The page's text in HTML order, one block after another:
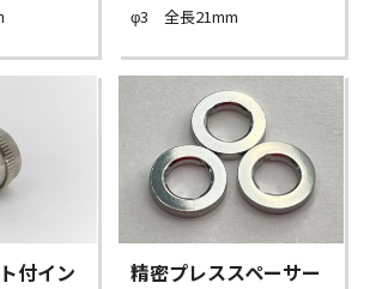
φ3 全長21mm
付イン
精密プレススペーサー